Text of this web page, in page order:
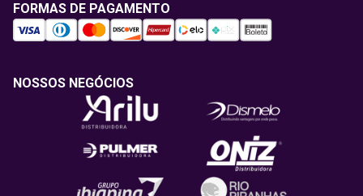
FORMAS DE PAGAMENTO
NOSSOS NEGÓCIOS